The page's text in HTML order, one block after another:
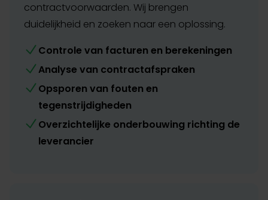
contractvoorwaarden. Wij brengen
duidelijkheid en zoeken naar een oplossing.
Controle van facturen en berekeningen
Analyse van contractafspraken
Opsporen van fouten en
tegenstrijdigheden
Overzichtelijke onderbouwing richting de
leverancier